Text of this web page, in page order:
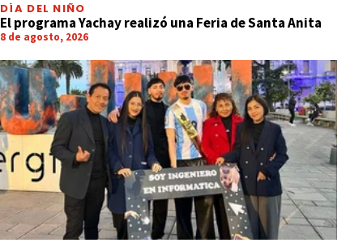
DÍA DEL NIÑO
El programa Yachay realizó una Feria de Santa Anita
8 de agosto, 2026